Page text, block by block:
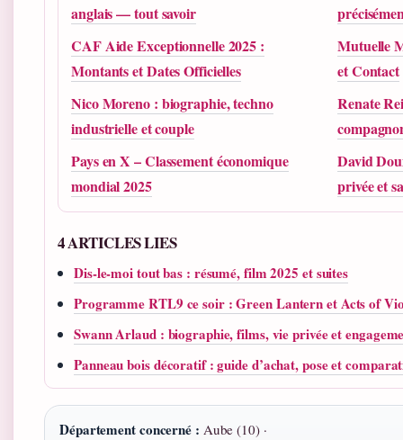
anglais — tout savoir
CAF Aide Exceptionnelle 2025 :
Montants et Dates Officielles
Mutuelle
et Contact
Nico Moreno : biographie, techno
industrielle et couple
Renate
Pays en X – Classement économique
mondial 2025
David
privée et
4 ARTICLES LIES
Dis-le-moi tout bas : résumé, film 2025 et suites
Programme RTL9 ce soir : Green Lantern et Acts of
Swann Arlaud : biographie, films, vie privée et
Panneau bois décoratif : guide d’achat, pose et
Département concerné : Aube (10) ·